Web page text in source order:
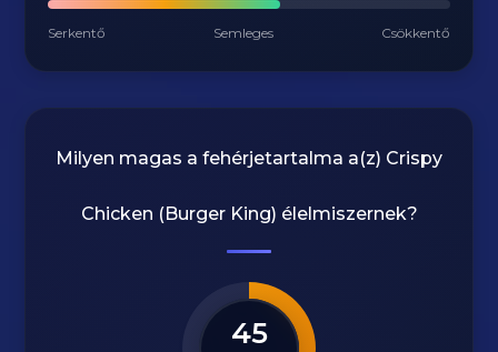
Serkentő Semleges Csökkentő
Milyen magas a fehérjetartalma a(z) Crispy
Chicken (Burger King) élelmiszernek?
45